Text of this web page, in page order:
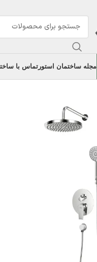
مجله ساختمان استور تماس با